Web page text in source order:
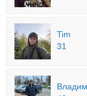
Tim
31